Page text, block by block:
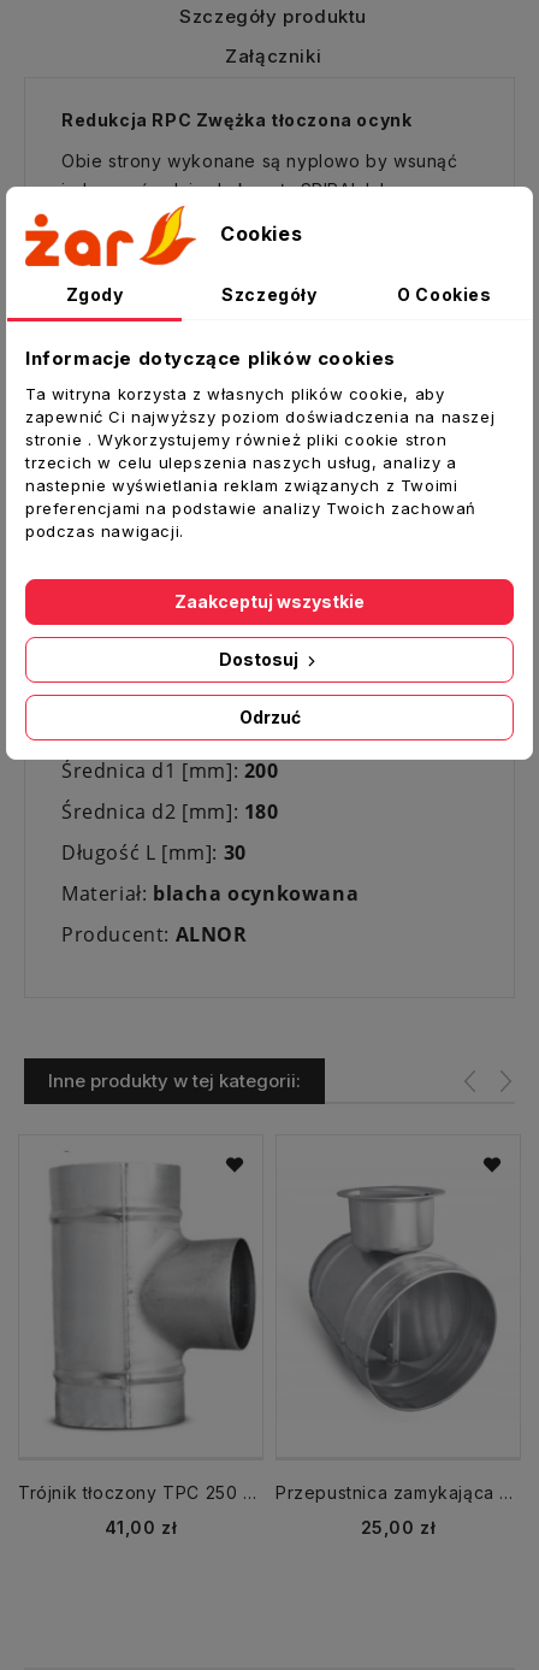
Szczegóły produktu
Załączniki
Redukcja RPC Zwężka tłoczona ocynk
Obie strony wykonane są nyplowo by wsunąć
je bezpośrednio do kanału SPIRAL lub
przewodu gładkiego. Końcówki posiadają
bezpieczną krawędź wykonaną poprzez
Połączenie z kształtką , np: trójnikiem, czy
kolanem wymaga zastosowania złączki mufowej
dostępnej na naszych aukcjach.
Zwężka oszczędza miejsce w instalacji,
natomiast zwiększa opory w stosunku do
redukcji wydłużonych RSCL. Typowe średnice
do d-315 wykonywane są jako tłoczone co
dodatkowo obniża cenę produktu i poprawia
szczelności np. do klasy B wymagane jest
dodatkowo owiniecie połączeń taśmą
uszczelniającą typu TAL, DUCT, Met.
Dane techniczne:
Redukcja RPC nypel- nypel
Średnica d1 [mm]: 200
Średnica d2 [mm]: 180
Długość L [mm]: 30
Materiał: blacha ocynkowana
Producent: ALNOR
Inne produkty w tej kategorii:
Trójnik tłoczony TPC 250 - 160
Cena
41,00 zł
Przepustnica zamykająca DAS fi 100
Cena
25,00 zł
Cookies
Zgody Szczegóły O Cookies
Informacje dotyczące plików cookies
Ta witryna korzysta z własnych plików cookie, aby
zapewnić Ci najwyższy poziom doświadczenia na naszej
stronie . Wykorzystujemy również pliki cookie stron
trzecich w celu ulepszenia naszych usług, analizy a
nastepnie wyświetlania reklam związanych z Twoimi
preferencjami na podstawie analizy Twoich zachowań
podczas nawigacji.
Odrzuć
Dostosuj
Zaakceptuj wszystkie